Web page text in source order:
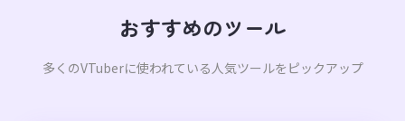
おすすめのツール
多くのVTuberに使われている人気ツールをピックアップ